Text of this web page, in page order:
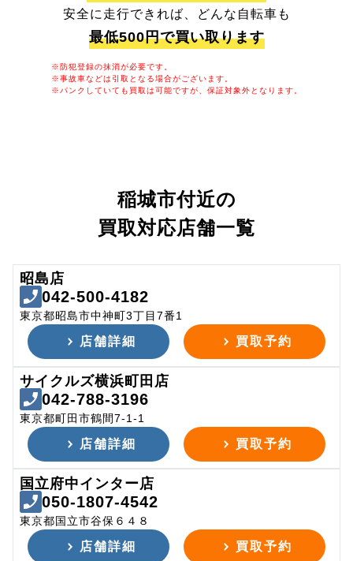
安全に走行できれば、どんな自転車も
最低500円で買い取ります
※防犯登録の抹消が必要です。
※事故車などは引取となる場合がございます。
※パンクしていても買取は可能ですが、保証対象外となります。
稲城市付近の
買取対応店舗一覧
昭島店
042-500-4182
東京都昭島市中神町3丁目7番1
店舗詳細 買取予約
サイクルズ横浜町田店
042-788-3196
東京都町田市鶴間7-1-1
店舗詳細 買取予約
国立府中インター店
050-1807-4542
東京都国立市谷保６４８
店舗詳細 買取予約